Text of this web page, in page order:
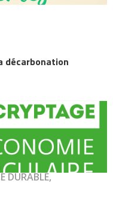
décarbonation
DURABLE,